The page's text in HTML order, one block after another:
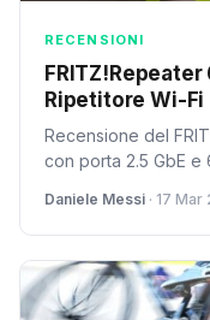
RECENSIONI
Ripetitore Wi-Fi
Recensione del
con porta 2.5 GbE e
Daniele Messi · 17